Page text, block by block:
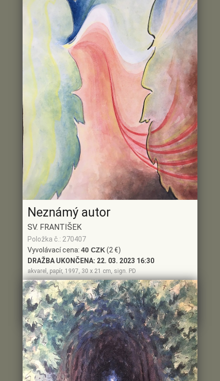
Neznámý autor
SV. FRANTIŠEK
Položka č.: 270407
Vyvolávací cena: 40 CZK(2 €)
DRAŽBA UKONČENA: 22. 03. 2023 16:30
akvarel, papír, 1997, 30 x 21 cm, sign. PD
Aktuální cena:40 CZK(2 €)
Poslední dražitel:ID3**2Historie příhozu